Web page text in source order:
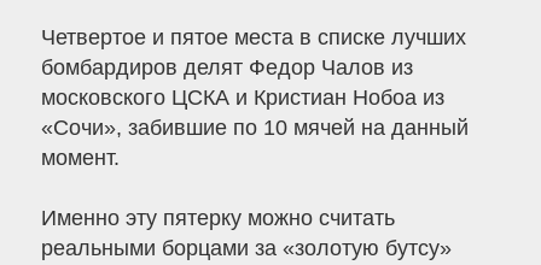
Четвертое и пятое места в списке лучших
бомбардиров делят Федор Чалов из
московского ЦСКА и Кристиан Нобоа из
«Сочи», забившие по 10 мячей на данный
момент.
Именно эту пятерку можно считать
реальными борцами за «золотую бутсу»